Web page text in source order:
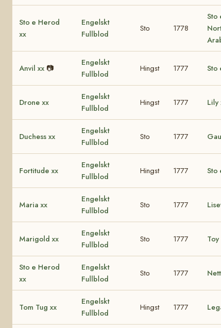
Sto e Herod
xx
Engelskt
Fullblod
Sto 1778
Sto
Anvil xx 📷
Engelskt
Fullblod
Hingst 1777 Sto
Drone xx
Engelskt
Fullblod
Hingst 1777 Lily
Duchess xx
Engelskt
Fullblod
Sto 1777
Fortitude xx
Engelskt
Fullblod
Hingst 1777 Sto
Maria xx
Engelskt
Fullblod
Sto 1777
Marigold xx
Engelskt
Fullblod
Sto 1777
Sto e Herod
xx
Engelskt
Fullblod
Sto 1777
Tom Tug xx
Engelskt
Fullblod
Hingst 1777